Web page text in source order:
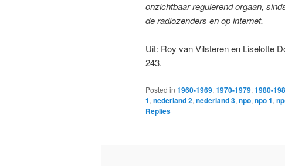
onzichtbaar regulerend orgaan,
de radiozenders en op internet.
Uit: Roy van Vilsteren en Liselotte
243.
Posted in 1960-1969, 1970-1979, 1980-
1, nederland 2, nederland 3, npo, npo 1,
Replies